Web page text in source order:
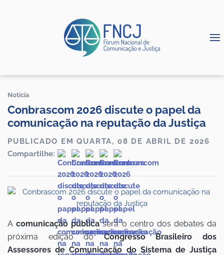
Notícia
Conbrascom 2026 discute o papel da
comunicação na reputação da Justiça
PUBLICADO EM QUARTA, 08 DE ABRIL DE 2026
Compartilhe:
Acomunicação públicaserá o centro dos debates da
próxima edição doCongresso Brasileiro dos
Assessores de Comunicação do Sistema de Justiça